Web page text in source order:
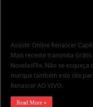
Assistir Online Renascer
Mais recente transmita
NovelasFlix. Não se
marque também este site
Renascer AO VIVO.
Read More »